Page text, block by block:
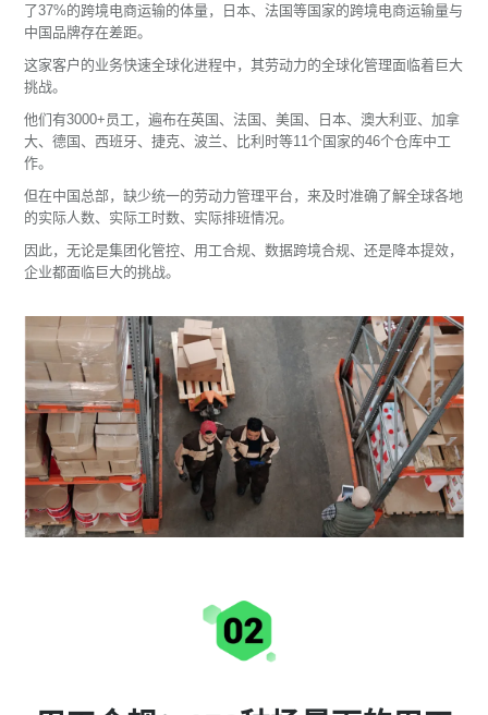
了37%的跨境电商运输的体量，日本、法国等国家的跨境电商运输量与
中国品牌存在差距。
这家客户的业务快速全球化进程中，其劳动力的全球化管理面临着巨大
挑战。
他们有3000+员工，遍布在英国、法国、美国、日本、澳大利亚、加拿
大、德国、西班牙、捷克、波兰、比利时等11个国家的46个仓库中工
作。
但在中国总部，缺少统一的劳动力管理平台，来及时准确了解全球各地
的实际人数、实际工时数、实际排班情况。
因此，无论是集团化管控、用工合规、数据跨境合规、还是降本提效，
企业都面临巨大的挑战。